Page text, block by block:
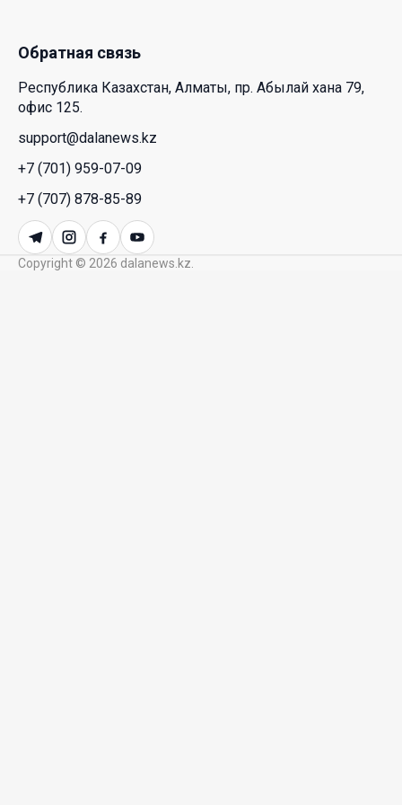
посмертного донорства в Казахстане
Курултай должен стать эффективным
механизмом учета мнения общества – эксперт
21 Июл. 2026 12:02
Обратная связь
Республика Казахстан, Алматы, пр. Абылай хана 79,
офис 125.
support@dalanews.kz
+7 (701) 959-07-09
+7 (707) 878-85-89
Copyright © 2026 dalanews.kz.